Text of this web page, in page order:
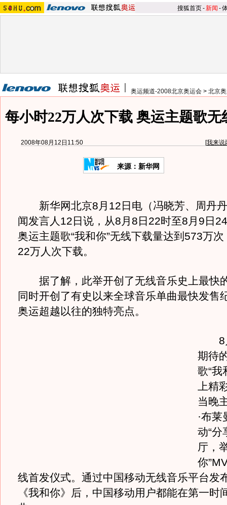
搜狐首页-新闻 -
奥运频道-2008北京奥运会 > 北京
每小时22万人次下载 奥运主题歌无
2008年08月12日11:50 [我来说
来源：新华网
新华网北京8月12日电（冯晓芳、周丹丹
闻发言人12日说，从8月8日22时至8月9日
奥运主题歌“我和你”无线下载量达到573万
22万人次下载。
据了解，此举开创了无线音乐史上最快
同时开创了有史以来全球音乐单曲最快发售
奥运超越以往的独特亮点。
8月
期待
歌“我
上精
当晚
·布
动“分
厅，
你
线首发仪式。通过中国移动无线音乐平台发
《我和你》后，中国移动用户都能在第一时